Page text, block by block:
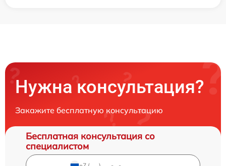
Нужна консультация?
Закажите бесплатную консультацию
Бесплатная консультация со
специалистом